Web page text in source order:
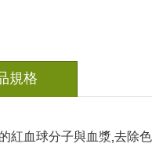
規格
紅血球分子與血漿,去除